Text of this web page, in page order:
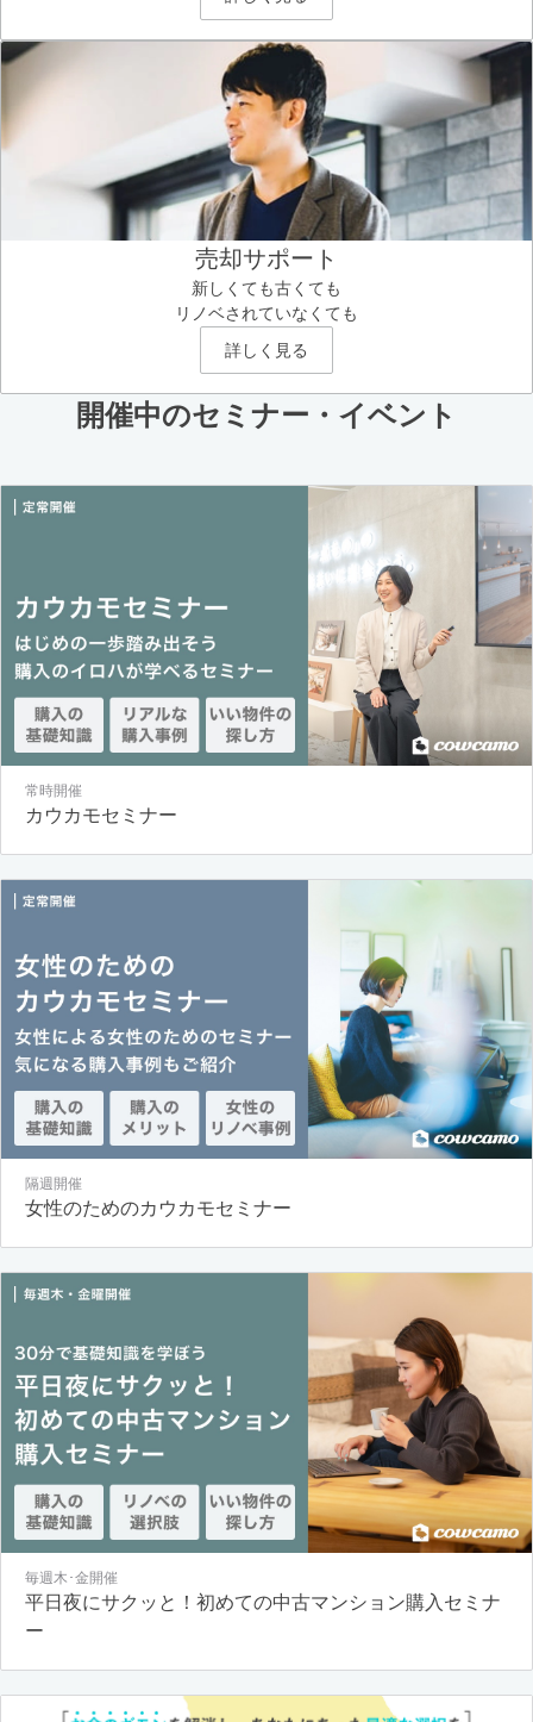
売却サポート
新しくても古くても
リノベされていなくても
詳しく見る
開催中のセミナー・イベント
常時開催
カウカモセミナー
隔週開催
女性のためのカウカモセミナー
毎週木･金開催
平日夜にサクッと！初めての中古マンション購入セミナ
ー